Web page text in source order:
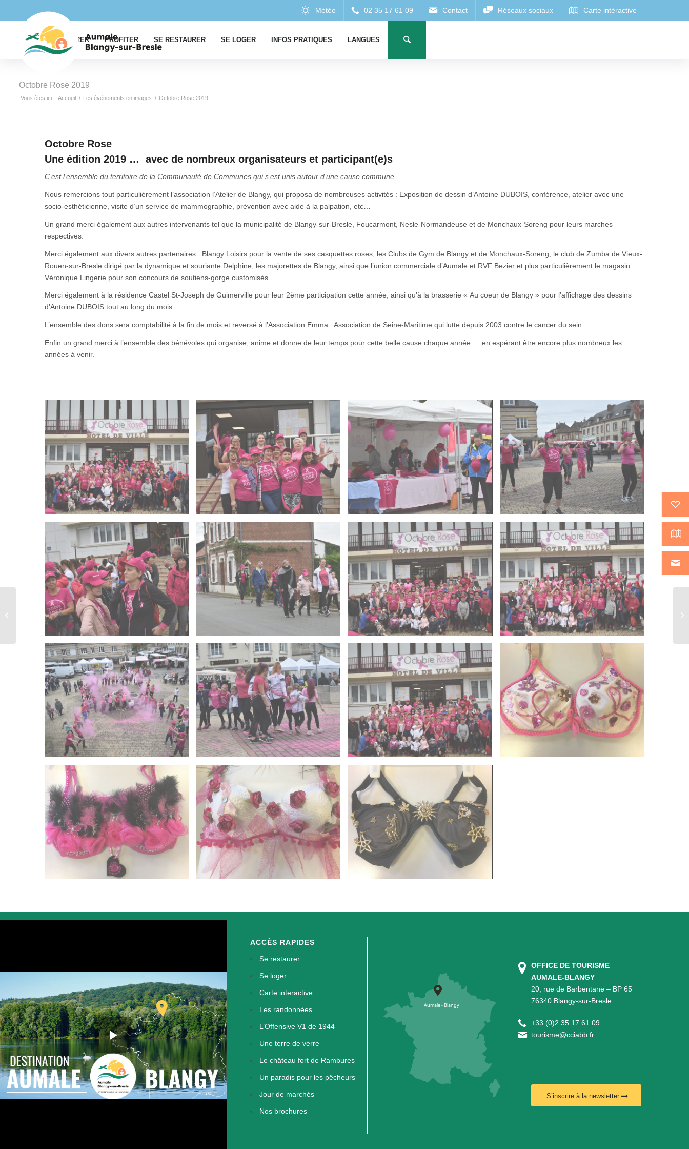
EXPLORER PROFITER SE RESTAURER SE LOGER INFOS PRATIQUES LANGUES
Octobre Rose 2019
Vous êtes ici : Accueil / Les événements en images / Octobre Rose 2019
Octobre Rose
Une édition 2019 … avec de nombreux organisateurs et participant(e)s
C’est l’ensemble du territoire de la Communauté de Communes qui s’est unis autour d’une cause commune
Nous remercions tout particulièrement l’association l’Atelier de Blangy, qui proposa de nombreuses activités : Exposition de dessin d’Antoine DUBOIS, conférence, atelier avec une
socio-esthéticienne, visite d’un service de mammographie, prévention avec aide à la palpation, etc…
Un grand merci également aux autres intervenants tel que la municipalité de Blangy-sur-Bresle, Foucarmont, Nesle-Normandeuse et de Monchaux-Soreng pour leurs marches
respectives.
Merci également aux divers autres partenaires : Blangy Loisirs pour la vente de ses casquettes roses, les Clubs de Gym de Blangy et de Monchaux-Soreng, le club de Zumba de Vieux-
Rouen-sur-Bresle dirigé par la dynamique et souriante Delphine, les majorettes de Blangy, ainsi que l’union commerciale d’Aumale et RVF Bezier et plus particulièrement le magasin
Véronique Lingerie pour son concours de soutiens-gorge customisés.
Merci également à la résidence Castel St-Joseph de Guimerville pour leur 2ème participation cette année, ainsi qu’à la brasserie « Au coeur de Blangy » pour l’affichage des dessins
d’Antoine DUBOIS tout au long du mois.
L’ensemble des dons sera comptabilité à la fin de mois et reversé à l’Association Emma : Association de Seine-Maritime qui lutte depuis 2003 contre le cancer du sein.
Enfin un grand merci à l’ensemble des bénévoles qui organise, anime et donne de leur temps pour cette belle cause chaque année … en espérant être encore plus nombreux les
années à venir.
ACCÈS RAPIDES
Se restaurer
Se loger
Carte interactive
Les randonnées
L’Offensive V1 de 1944
Une terre de verre
Le château fort de Rambures
Un paradis pour les pêcheurs
Jour de marchés
Nos brochures
OFFICE DE TOURISME
AUMALE-BLANGY
20, rue de Barbentane – BP 65
76340 Blangy-sur-Bresle
+33 (0)2 35 17 61 09
tourisme@cciabb.fr
S’inscrire à la newsletter
Journées Européennes
du Patrimoine – Sept